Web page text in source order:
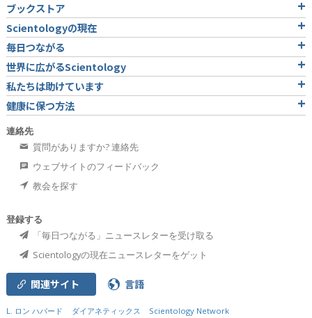
ブックストア
Scientologyの現在
毎日つながる
世界に広がるScientology
私たちは助けています
健康に保つ方法
連絡先
質問がありますか? 連絡先
ウェブサイトのフィードバック
教会を探す
登録する
「毎日つながる」ニュースレターを受け取る
Scientologyの現在ニュースレターをゲット
関連サイト 言語
L. ロン ハバード ダイアネティックス Scientology Network